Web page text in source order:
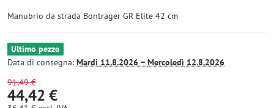
Manubrio da strada Bontrager GR Elite 42 cm
Ultimo pezzo
Data di consegna: Mardi 11.8.2026 − Mercoledì 12.8.2026
91,49 €
44,42 €